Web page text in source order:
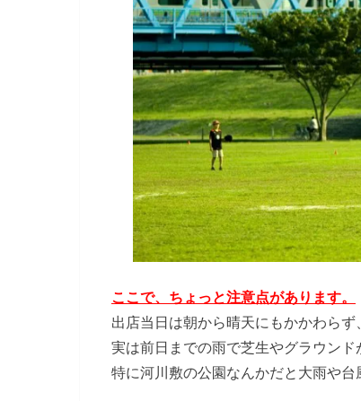
ここで、ちょっと注意点があります。
出店当日は朝から晴天にもかかわら
実は前日までの雨で芝生やグラウンド
特に河川敷の公園なんかだと大雨や